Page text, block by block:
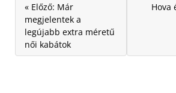
« Előző: Már
megjelentek a
legújabb extra méretű
női kabátok
Hova